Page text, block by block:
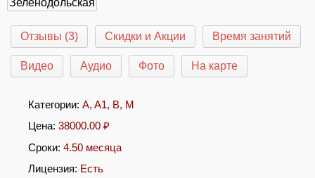
Отзывы (3) Скидки и Акции Время занятий
Видео Аудио Фото На карте
Категории: A, A1, B, M
Цена: 38000.00 ₽
Сроки: 4.50 месяца
Лицензия: Есть